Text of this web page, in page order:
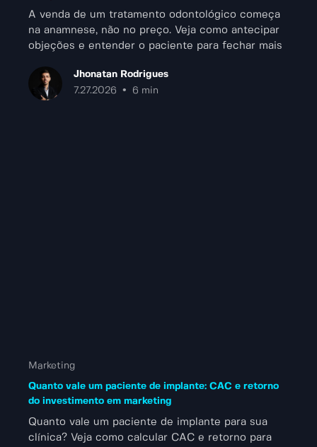
A venda de um tratamento odontológico começa
na anamnese, não no preço. Veja como antecipar
objeções e entender o paciente para fechar mais
Jhonatan Rodrigues
7.27.2026
• 6 min
Marketing
Quanto vale um paciente de implante: CAC e retorno
do investimento em marketing
Quanto vale um paciente de implante para sua
clínica? Veja como calcular CAC e retorno para